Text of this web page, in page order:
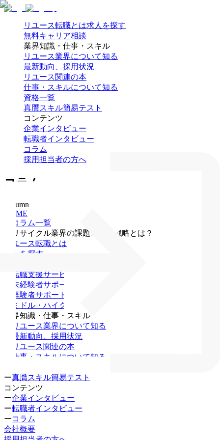
リユース転職とは求人を探す
無料キャリア相談
業界知識・仕事・スキル
リユース業界について知る
最新動向、採用状況
リユース関連の本
仕事・スキルについて知る
資格一覧
真贋スキル簡易テスト
コンテンツ
企業インタビュー
転職者インタビュー
コラム
採用担当者の方へ
コラム
Column
HOME
コラム一覧
リサイクル業界の課題と未来戦略とは？
リユース転職とは
求人を探す
転職支援サービス
未経験者サポート
経験者サポート
ミドル・ハイクラス
業界知識・仕事・スキル
リユース業界について知る
最新動向、採用状況
リユース関連の本
仕事・スキルについて知る
ー真贋スキル簡易テスト
コンテンツ
ー企業インタビュー
ー転職者インタビュー
ーコラム
会社概要